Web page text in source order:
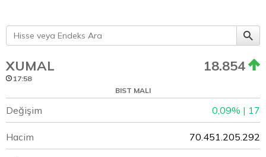
XUMAL 18.854
17:58
BIST MALI
Değişim 0,09% | 17
Hacim 70.451.205.292